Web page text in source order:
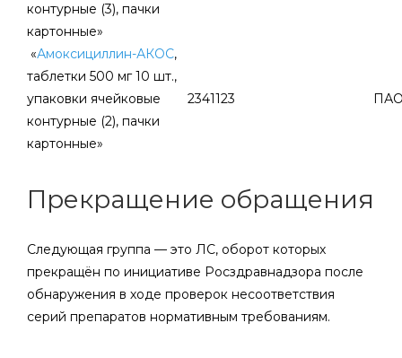
контурные (3), пачки
картонные»
«Амоксициллин-АКОС,
таблетки 500 мг 10 шт.,
упаковки ячейковые
контурные (2), пачки
картонные»
2341123 ПАО
Прекращение обращения
Следующая группа — это ЛС, оборот которых
прекращён по инициативе Росздравнадзора после
обнаружения в ходе проверок несоответствия
серий препаратов нормативным требованиям.